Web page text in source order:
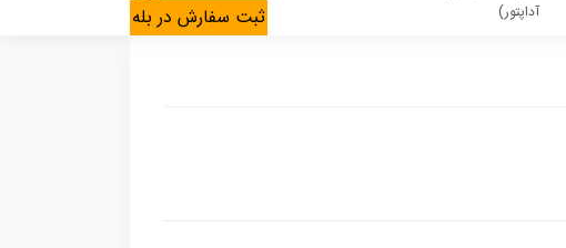
آداپتور)
ثبت سفارش در بله